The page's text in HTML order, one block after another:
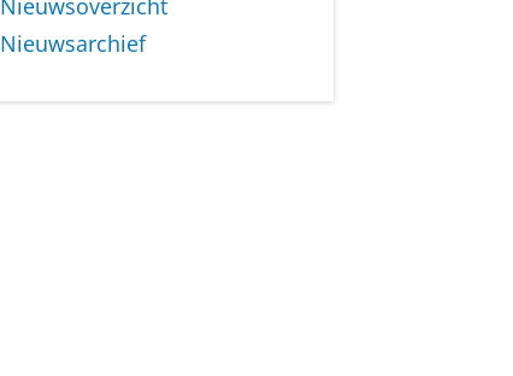
Nieuwsoverzicht
Nieuwsarchief